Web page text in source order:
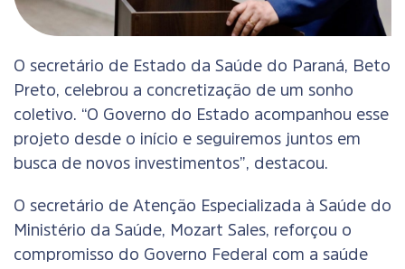
O secretário de Estado da Saúde do Paraná, Beto
Preto, celebrou a concretização de um sonho
coletivo. “O Governo do Estado acompanhou esse
projeto desde o início e seguiremos juntos em
busca de novos investimentos”, destacou.
O secretário de Atenção Especializada à Saúde do
Ministério da Saúde, Mozart Sales, reforçou o
compromisso do Governo Federal com a saúde